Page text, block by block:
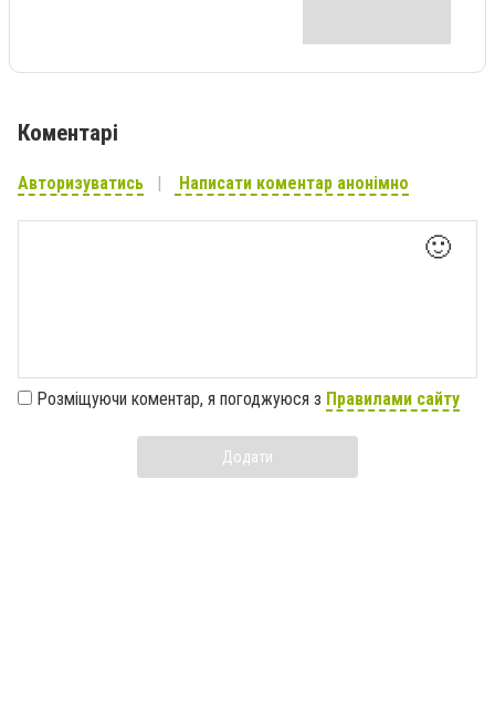
Коментарі
Авторизуватись Написати коментар анонімно
🙂
Розміщуючи коментар, я погоджуюся з Правилами сайту
Додати